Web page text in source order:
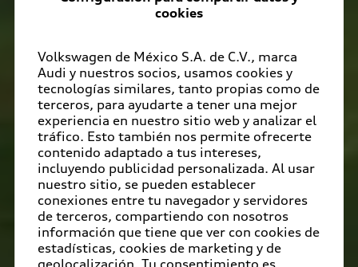
cookies
Volkswagen de México S.A. de C.V., marca
Audi y nuestros socios, usamos cookies y
tecnologías similares, tanto propias como de
terceros, para ayudarte a tener una mejor
experiencia en nuestro sitio web y analizar el
tráfico. Esto también nos permite ofrecerte
contenido adaptado a tus intereses,
incluyendo publicidad personalizada. Al usar
nuestro sitio, se pueden establecer
conexiones entre tu navegador y servidores
de terceros, compartiendo con nosotros
información que tiene que ver con cookies de
estadísticas, cookies de marketing y de